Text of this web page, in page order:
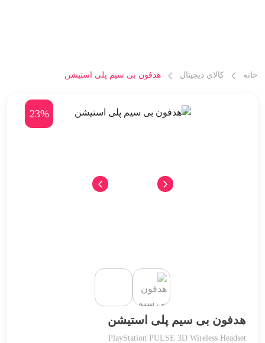
خانه کالای دیجیتال هدفون بی سیم پلی استیشن
23%
هدفون بی سیم پلی استیشن
PlayStation PULSE 3D Wireless Headset